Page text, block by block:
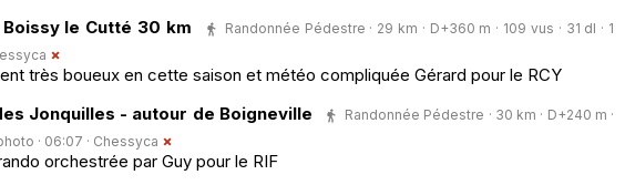
le Cutté 30 km
Randonnée Pédestre · 29 km · D+360 m · 109 vus · 31 dl · 1
très boueux en cette saison et météo compliquée Gérard pour le RCY
Jonquilles - autour de Boigneville
Randonnée Pédestre · 30 km · D+240 m ·
· 06:07 · Chessyca
orchestrée par Guy pour le RIF